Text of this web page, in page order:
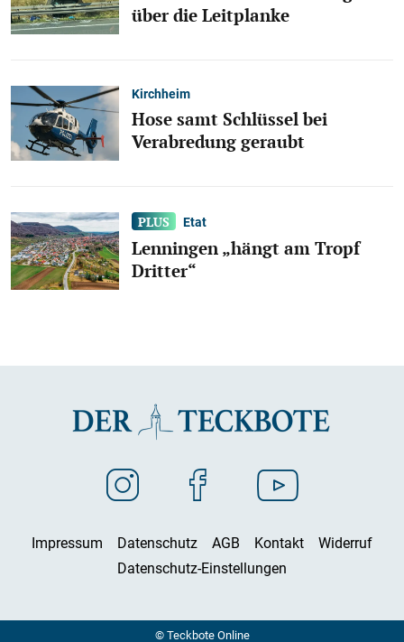
über die Leitplanke
Kirchheim
Hose samt Schlüssel bei
Verabredung geraubt
Etat
Lenningen „hängt am Tropf
Dritter“
Impressum Datenschutz AGB Kontakt
Widerruf
Datenschutz-Einstellungen
© Teckbote Online